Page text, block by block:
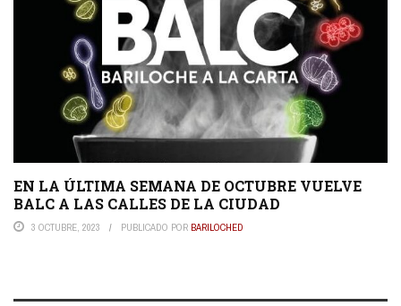
EN LA ÚLTIMA SEMANA DE OCTUBRE VUELVE
BALC A LAS CALLES DE LA CIUDAD
3 OCTUBRE, 2023 PUBLICADO POR BARILOCHED